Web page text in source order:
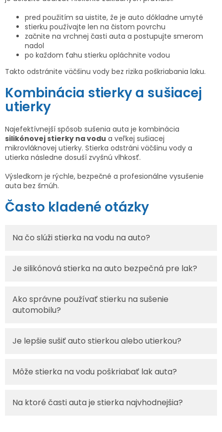
pred použitím sa uistite, že je auto dôkladne umyté
stierku používajte len na čistom povrchu
začnite na vrchnej časti auta a postupujte smerom
nadol
po každom ťahu stierku opláchnite vodou
Takto odstránite väčšinu vody bez rizika poškriabania laku.
Kombinácia stierky a sušiacej
utierky
Najefektívnejší spôsob sušenia auta je kombinácia
silikónovej stierky na vodu a veľkej sušiacej
mikrovláknovej utierky. Stierka odstráni väčšinu vody a
utierka následne dosuší zvyšnú vlhkosť.
Výsledkom je rýchle, bezpečné a profesionálne vysušenie
auta bez šmúh.
Často kladené otázky
Na čo slúži stierka na vodu na auto?
Je silikónová stierka na auto bezpečná pre lak?
Ako správne používať stierku na sušenie
automobilu?
Je lepšie sušiť auto stierkou alebo utierkou?
Môže stierka na vodu poškriabať lak auta?
Na ktoré časti auta je stierka najvhodnejšia?